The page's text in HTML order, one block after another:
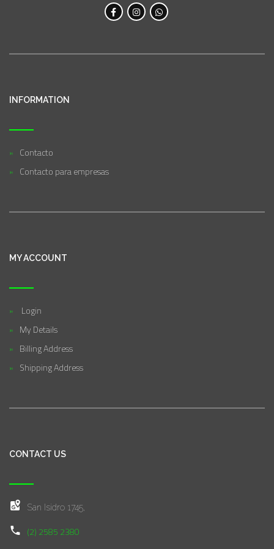
INFORMATION
Contacto
Contacto para empresas
MY ACCOUNT
Login
My Details
Billing Address
Shipping Address
CONTACT US
San Isidro 1745,
(2) 2585 2380